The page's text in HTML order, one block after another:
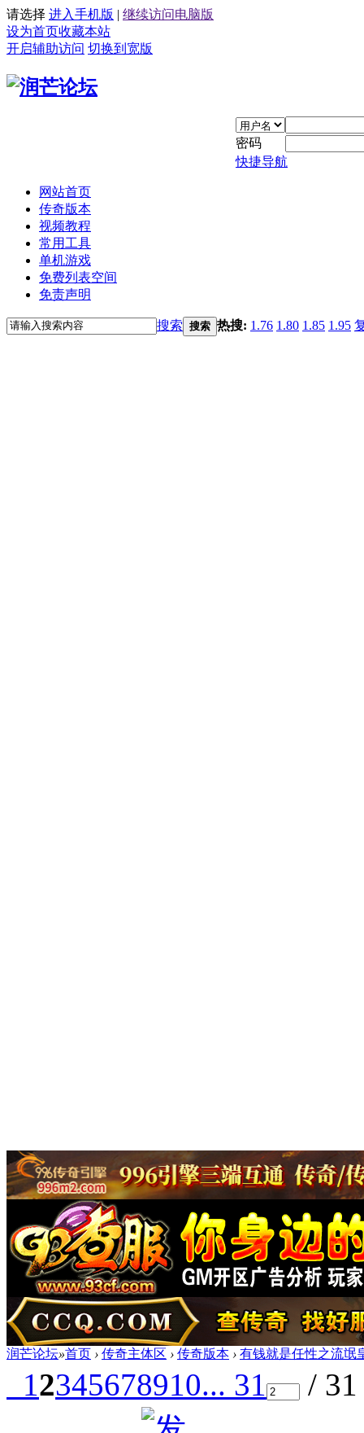
请选择 进入手机版 | 继续访问电脑版
设为首页收藏本站
开启辅助访问 切换到宽版
密码
快捷导航
网站首页
传奇版本
视频教程
常用工具
单机游戏
免费列表空间
免责声明
搜索 搜索 热搜: 1.76 1.80 1.85 1.95
润芒论坛»首页 › 传奇主体区 › 传奇版本 › 有钱就是任性之流氓
12345678910... 31 /